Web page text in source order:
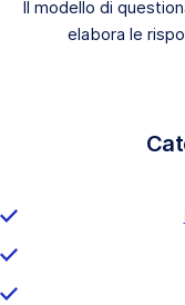
Il modello di
elabora le